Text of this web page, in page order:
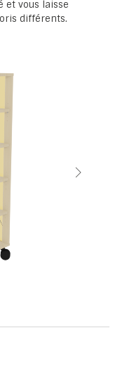
et vous laisse
différents.